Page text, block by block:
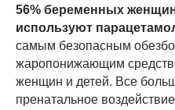
56% беременных
используют
самым безопасным
жаропонижающим
женщин и детей. Все
пренатальное